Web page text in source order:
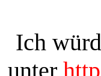
Ich
unter